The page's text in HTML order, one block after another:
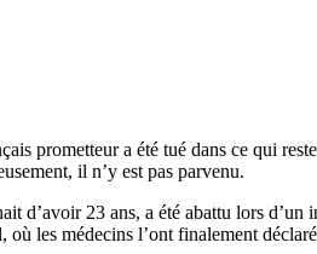
prometteur a été tué dans ce qui
il n’y est pas parvenu.
23 ans, a été abattu lors d’un
les médecins l’ont finalement